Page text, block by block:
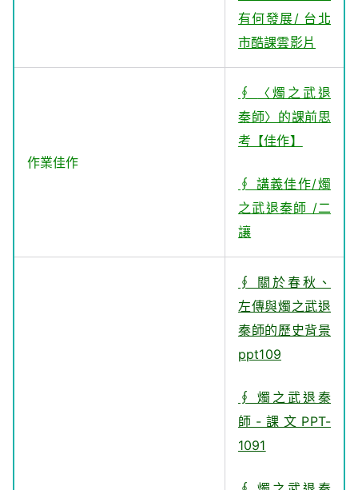
有何發展/ 台北
市酷課雲影片
作業佳作
∮
〈燭之武退
秦師〉的課前思
考【佳作】
∮ 講義佳作/燭
之武退秦師 /二
讓
∮ 關於春秋、
左傳與燭之武退
秦師的歷史背景
ppt109
∮ 燭之武退秦
師-課文PPT-
1091